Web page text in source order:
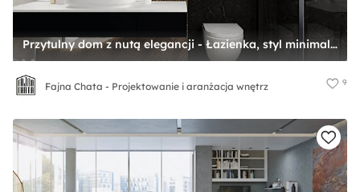
Przytulny dom z nutą elegancji - Łazienka, styl minimalistyczny - zdjęcie od Fajna Chata - Projektowanie i aranżacja wnętrz
Fajna Chata - Projektowanie i aranżacja wnętrz 9